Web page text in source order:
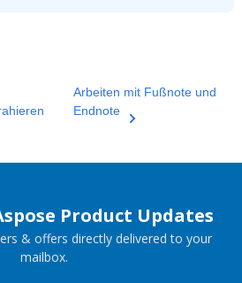
Arbeiten mit Fußnote und
Endnote
Product Updates
& offers directly delivered to your
mailbox.